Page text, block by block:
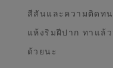
สีสันและความติดท
แห้งริมฝีปาก ทาแล้
ด้วยนะ